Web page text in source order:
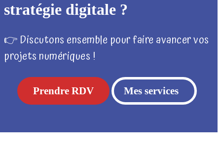
stratégie digitale ?
👉 Discutons ensemble pour faire avancer vos
projets numériques !
Prendre RDV Mes services